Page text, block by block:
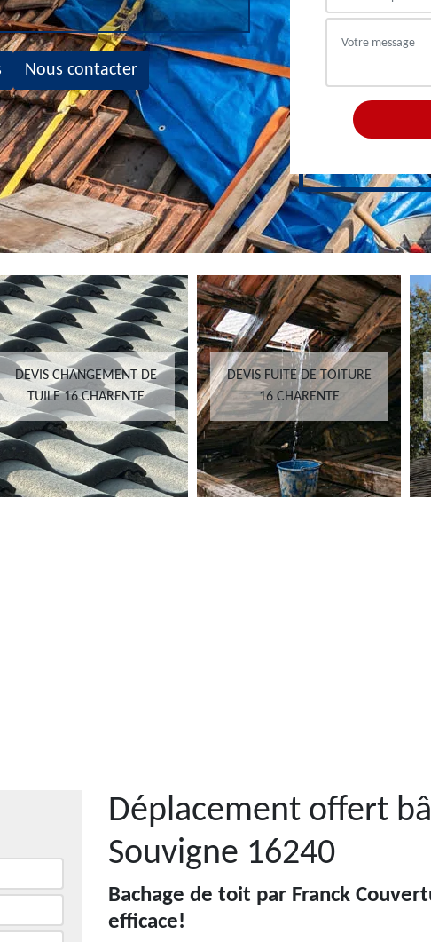
Nous contacter
DEVIS CHANGEMENT DE
TUILE 16 CHARENTE
DEVIS FUITE DE TOITURE
16 CHARENTE
Déplacement offert
Souvigne 16240
Bachage de toit par Franck
efficace!